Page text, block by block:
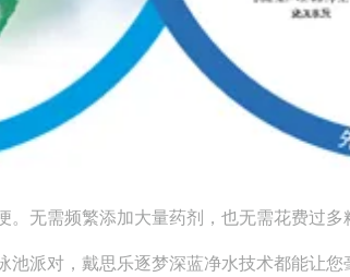
无需频繁添加大量药剂，也无需花费过
派对，戴思乐逐梦深蓝净水技术都能让